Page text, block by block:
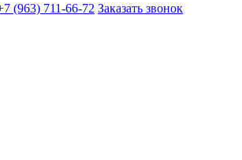
(963) 711-66-72 Заказать звонок